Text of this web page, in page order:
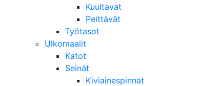
Kuultavat
Peittävät
Työtasot
Ulkomaalit
Katot
Seinät
Kiviainespinnat